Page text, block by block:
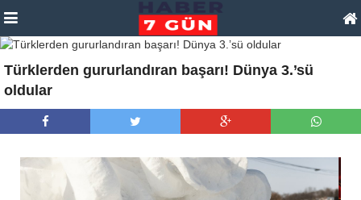
Türklerden gururlandıran başarı! Dünya 3.’sü
oldular